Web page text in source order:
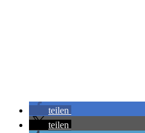
teilen
teilen